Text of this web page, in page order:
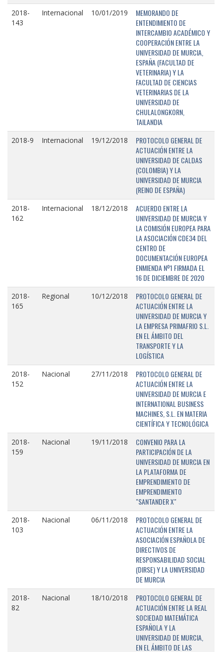
2018-
143
Internacional 10/01/2019
MEMORANDO DE
ENTENDIMIENTO DE
INTERCAMBIO ACADÉMICO Y
COOPERACIÓN ENTRE LA
UNIVERSIDAD DE MURCIA,
ESPAÑA (FACULTAD DE
VETERINARIA) Y LA
FACULTAD DE CIENCIAS
VETERINARIAS DE LA
UNIVERSIDAD DE
CHULALONGKORN,
TAILANDIA
2018-9 Internacional 19/12/2018
PROTOCOLO GENERAL DE
ACTUACIÓN ENTRE LA
UNIVERSIDAD DE CALDAS
(COLOMBIA) Y LA
UNIVERSIDAD DE MURCIA
(REINO DE ESPAÑA)
2018-
162
Internacional 18/12/2018
ACUERDO ENTRE LA
UNIVERSIDAD DE MURCIA Y
LA COMISIÓN EUROPEA PARA
LA ASOCIACIÓN CDE34 DEL
CENTRO DE
DOCUMENTACIÓN EUROPEA
ENMIENDA Nº1 FIRMADA EL
16 DE DICIEMBRE DE 2020
2018-
165
Regional 10/12/2018
PROTOCOLO GENERAL DE
ACTUACIÓN ENTRE LA
UNIVERSIDAD DE MURCIA Y
LA EMPRESA PRIMAFRIO S.L.
EN EL ÁMBITO DEL
TRANSPORTE Y LA
LOGÍSTICA
2018-
152
Nacional 27/11/2018
PROTOCOLO GENERAL DE
ACTUACIÓN ENTRE LA
UNIVERSIDAD DE MURCIA E
INTERNATIONAL BUSINESS
MACHINES, S.L. EN MATERIA
CIENTÍFICA Y TECNOLÓGICA
2018-
159
Nacional 19/11/2018
CONVENIO PARA LA
PARTICIPACIÓN DE LA
UNIVERSIDAD DE MURCIA EN
LA PLATAFORMA DE
EMPRENDIMIENTO DE
EMPRENDIMIENTO
"SANTANDER X"
2018-
103
Nacional 06/11/2018
PROTOCOLO GENERAL DE
ACTUACIÓN ENTRE LA
ASOCIACIÓN ESPAÑOLA DE
DIRECTIVOS DE
RESPONSABILIDAD SOCIAL
(DIRSE) Y LA UNIVERSIDAD
DE MURCIA
2018-
82
Nacional 18/10/2018
PROTOCOLO GENERAL DE
ACTUACIÓN ENTRE LA REAL
SOCIEDAD MATEMÁTICA
ESPAÑOLA Y LA
UNIVERSIDAD DE MURCIA,
EN EL ÁMBITO DE LAS